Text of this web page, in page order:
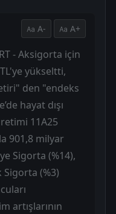
A- A+
- Aksigorta için
yükseltti,
den "endeks
hayat dışı
11A25
901,8 milyar
Sigorta (%14),
Sigorta (%3)
artışlarının